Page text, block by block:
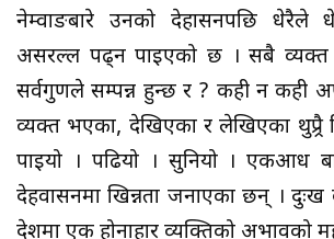
नेम्वाङबारे उनको देहासनपछि धेरैले
असरल्ल पढ्न पाइएको छ । सबै व्यक्त
सर्वगुणले सम्पन्न हुन्छ र ? कही न कही
व्यक्त भएका, देखिएका र लेखिएका थुप्र्रै
पाइयो । पढियो । सुनियो । एकआध
देहवासनमा खिन्नता जनाएका छन् ।
देशमा एक होनाहार व्यक्तिको अभावको